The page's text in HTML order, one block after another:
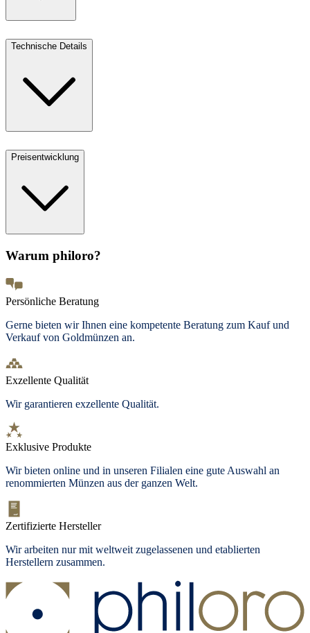
Technische Details
Preisentwicklung
Warum philoro?
Persönliche Beratung
Gerne bieten wir Ihnen eine kompetente Beratung zum Kauf und
Verkauf von Goldmünzen an.
Exzellente Qualität
Wir garantieren exzellente Qualität.
Exklusive Produkte
Wir bieten online und in unseren Filialen eine gute Auswahl an
renommierten Münzen aus der ganzen Welt.
Zertifizierte Hersteller
Wir arbeiten nur mit weltweit zugelassenen und etablierten
Herstellern zusammen.